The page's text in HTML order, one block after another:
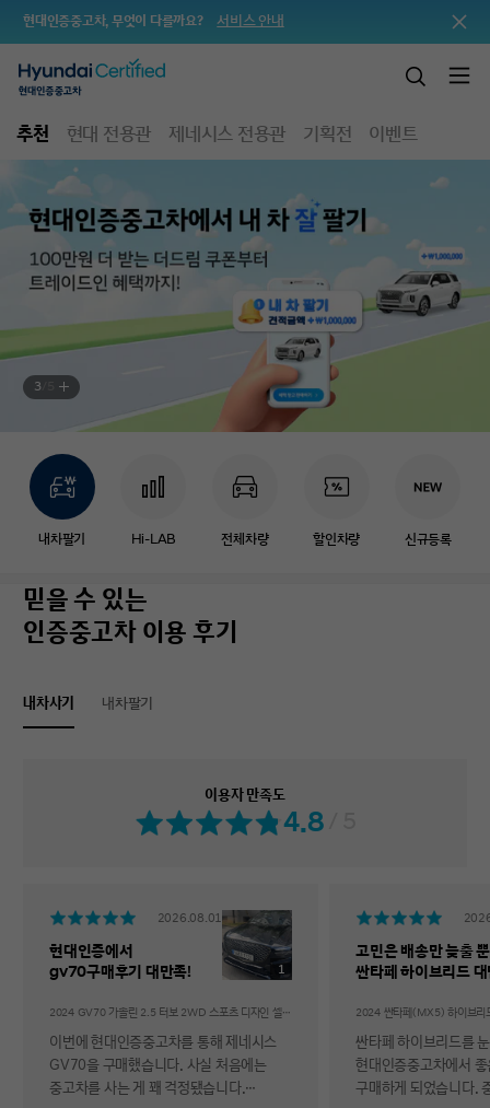
현대인증중고차, 무엇이 다를까요? 서비스 안내
추천 현대 전용관 제네시스 전용관 기획전 이벤트
3
내차팔기 Hi-LAB 전체차량 할인차량 신규등록
믿을 수 있는
인증중고차 이용 후기
내차사기 내차팔기
이용자 만족도
4.8
2026.08.01
현대인증에서
gv70구매후기 대만족!
1
2024 GV70 가솔린 2.5 터보 2WD 스포츠 디자인 셀렉션Ⅱ
이번에 현대인증중고차를 통해 제네시스
GV70을 구매했습니다. 사실 처음에는
중고차를 사는 게 꽤 걱정됐습니다.
고민은 배송만 늦출
싼타페 하이브리드
싼타페 하이브리드를
현대인증중고차에서
구매하게 되었습니다.